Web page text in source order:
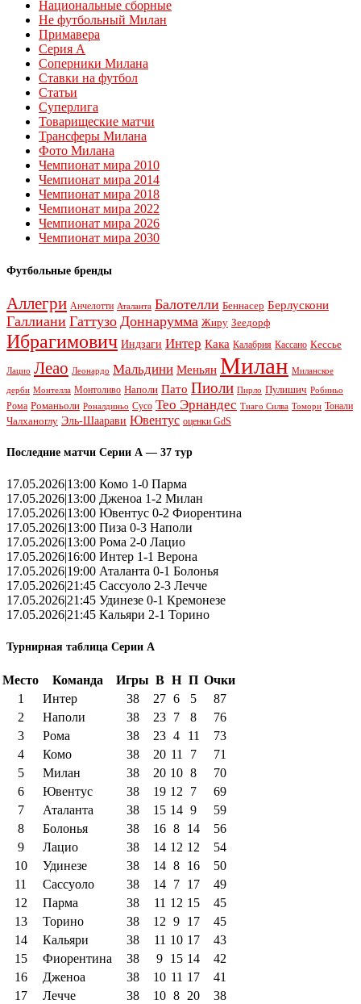
Национальные сборные
Не футбольный Милан
Примавера
Серия А
Соперники Милана
Ставки на футбол
Статьи
Суперлига
Товарищеские матчи
Трансферы Милана
Фото Милана
Чемпионат мира 2010
Чемпионат мира 2014
Чемпионат мира 2018
Чемпионат мира 2022
Чемпионат мира 2026
Чемпионат мира 2030
Футбольные бренды
Аллегри Анчелотти Аталанта Балотелли Беннасер Берлускони
Галлиани Гаттузо Доннарумма Жиру Зеедорф
Ибрагимович Индзаги Интер Кака Калабрия Кассано Кессье
Лацио Леао Леонардо Мальдини Меньян Милан Миланское
дерби Монтелла Монтоливо Наполи Пато Пиоли Пирло Пулишич Робиньо
Рома Романьоли Роналдиньо Сусо Тео Эрнандес Тиаго Силва Томори Тонали
Чалханоглу Эль-Шаарави Ювентус оценки GdS
Последние матчи Серии А — 37 тур
17.05.2026|13:00 Комо 1-0 Парма
17.05.2026|13:00 Дженоа 1-2 Милан
17.05.2026|13:00 Ювентус 0-2 Фиорентина
17.05.2026|13:00 Пиза 0-3 Наполи
17.05.2026|13:00 Рома 2-0 Лацио
17.05.2026|16:00 Интер 1-1 Верона
17.05.2026|19:00 Аталанта 0-1 Болонья
17.05.2026|21:45 Сассуоло 2-3 Лечче
17.05.2026|21:45 Удинезе 0-1 Кремонезе
17.05.2026|21:45 Кальяри 2-1 Торино
Турнирная таблица Серии А
Место Команда Игры В Н П Очки
1
Интер 38 27 6 5
87
2
Наполи 38 23 7 8
76
3
Рома 38 23 4 11
73
4
Комо 38 20 11 7
71
5
Милан 38 20 10 8
70
6
Ювентус 38 19 12 7
69
7
Аталанта 38 15 14 9
59
8
Болонья 38 16 8 14
56
9
Лацио 38 14 12 12
54
10
Удинезе 38 14 8 16
50
11
Сассуоло 38 14 7 17
49
12
Парма 38 11 12 15
45
13
Торино 38 12 9 17
45
14
Кальяри 38 11 10 17
43
15
Фиорентина 38 9 15 14
42
16
Дженоа 38 10 11 17
41
17
Лечче 38 10 8 20
38